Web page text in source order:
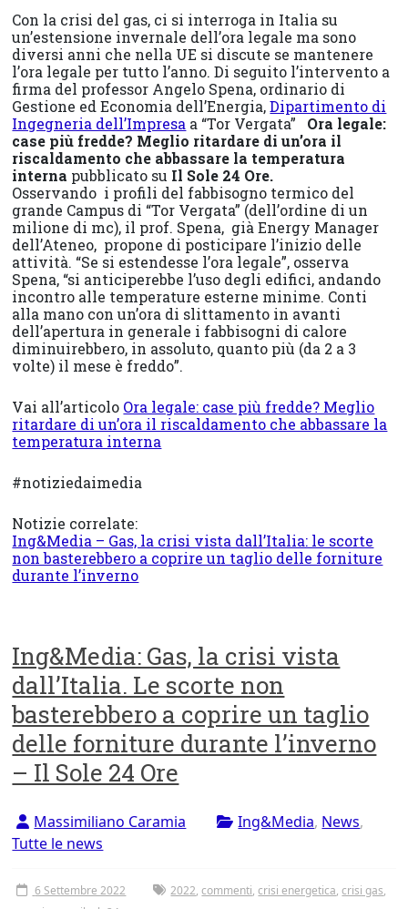
Con la crisi del gas, ci si interroga in Italia su
un’estensione invernale dell’ora legale ma sono
diversi anni che nella UE si discute se mantenere
l’ora legale per tutto l’anno. Di seguito l’intervento a
firma del professor Angelo Spena, ordinario di
Gestione ed Economia dell’Energia,Dipartimento di
Ingegneria dell’Impresa a “Tor Vergata” Ora legale:
case più fredde? Meglio ritardare di un’ora il
riscaldamento che abbassare la temperatura
interna pubblicato su Il Sole 24 Ore.
Osservando i profili del fabbisogno termico del
grande Campus di “Tor Vergata” (dell’ordine di un
milione di mc), il prof. Spena, già Energy Manager
dell’Ateneo, propone di posticipare l’inizio delle
attività. “Se si estendesse l’ora legale”, osserva
Spena, “si anticiperebbe l’uso degli edifici, andando
incontro alle temperature esterne minime. Conti
alla mano con un’ora di slittamento in avanti
dell’apertura in generale i fabbisogni di calore
diminuirebbero, in assoluto, quanto più (da 2 a 3
volte) il mese è freddo”.
Vai all’articolo Ora legale: case più fredde? Meglio
ritardare di un’ora il riscaldamento che abbassare la
temperatura interna
#notiziedaimedia
Notizie correlate:
Ing&Media – Gas, la crisi vista dall’Italia: le scorte
non basterebbero a coprire un taglio delle forniture
durante l’inverno
Ing&Media: Gas, la crisi vista
dall’Italia. Le scorte non
basterebbero a coprire un taglio
delle forniture durante l’inverno
– Il Sole 24 Ore
Massimiliano Caramia Ing&Media, News,
Tutte le news
6 Settembre 2022 2022,commenti,crisi energetica,crisi gas,